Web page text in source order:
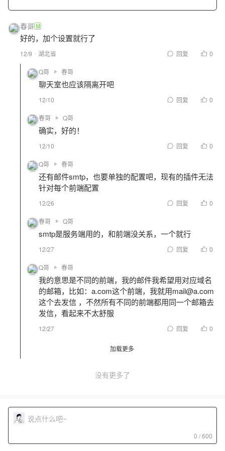
春哥M
好的，加个设置就行了
12/9 湖北省 回复 0
Q哥 春哥
聊天室也应该隔离开吧
12/10 回复 0
春哥 Q哥
确实，好的！
12/10 回复 0
Q哥 春哥
还有邮件smtp，也要单独的配置吧，现有的插件无法
针对每个前端配置
12/26 回复 0
春哥 Q哥
smtp是服务端用的，和前端没关系，一个就行
12/27 回复 0
Q哥 春哥
我的意思是不同的前端，我的邮件我希望用对应域名
的邮箱，比如：a.com这个前端，我就用mail@a.com
这个去发信 ，不然所有不同的前端都用同一个邮箱去
发信，看起来不太舒服
12/27 回复 0
加载更多
没有更多了
0 / 600